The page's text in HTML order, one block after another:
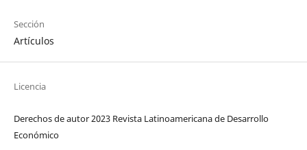
Sección
Artículos
Licencia
Derechos de autor 2023 Revista Latinoamericana de Desarrollo
Económico